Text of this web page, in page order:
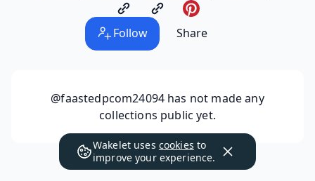
Follow Share
@faastedpcom24094 has not made any
collections public yet.
Wakelet uses cookies to
improve your experience.